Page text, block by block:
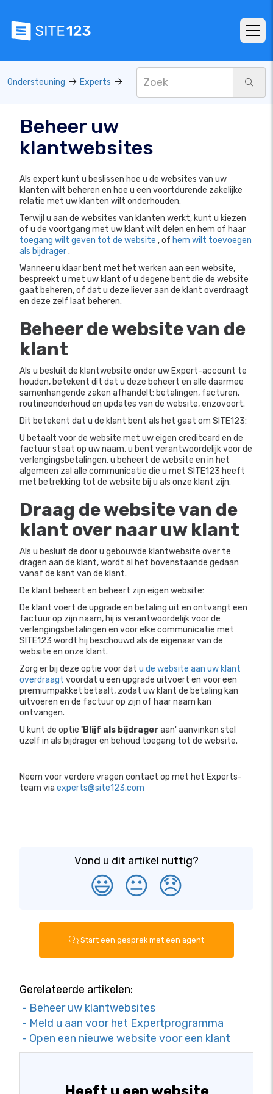
Ondersteuning Experts
Beheer uw
klantwebsites
Als expert kunt u beslissen hoe u de websites van uw
klanten wilt beheren en hoe u een voortdurende zakelijke
relatie met uw klanten wilt onderhouden.
Terwijl u aan de websites van klanten werkt, kunt u kiezen
of u de voortgang met uw klant wilt delen en hem of haar
toegang wilt geven tot de website , of hem wilt toevoegen
als bijdrager.
Wanneer u klaar bent met het werken aan een website,
bespreekt u met uw klant of u degene bent die de website
gaat beheren, of dat u deze liever aan de klant overdraagt ​​
en deze zelf laat beheren.
Beheer de website van de
klant
Als u besluit de klantwebsite onder uw Expert-account te
houden, betekent dit dat u deze beheert en alle daarmee
samenhangende zaken afhandelt: betalingen, facturen,
routineonderhoud en updates van de website, enzovoort.
Dit betekent dat u de klant bent als het gaat om SITE123:
U betaalt voor de website met uw eigen creditcard en de
factuur staat op uw naam, u bent verantwoordelijk voor de
verlengingsbetalingen, u beheert de website en in het
algemeen zal alle communicatie die u met SITE123 heeft
met betrekking tot de website bij u als onze klant zijn.
Draag de website van de
klant over naar uw klant
Als u besluit de door u gebouwde klantwebsite over te
dragen aan de klant, wordt al het bovenstaande gedaan
vanaf de kant van de klant.
De klant beheert en beheert zijn eigen website:
De klant voert de upgrade en betaling uit en ontvangt een
factuur op zijn naam, hij is verantwoordelijk voor de
verlengingsbetalingen en voor elke communicatie met
SITE123 wordt hij beschouwd als de eigenaar van de
website en onze klant.
Zorg er bij deze optie voor dat u de website aan uw klant
overdraagt ​​voordat u een upgrade uitvoert en voor een
premiumpakket betaalt, zodat uw klant de betaling kan
uitvoeren en de factuur op zijn of haar naam kan
ontvangen.
U kunt de optie 'Blijf als bijdrageraan' aanvinken stel
uzelf in als bijdrager en behoud toegang tot de website.
Neem voor verdere vragen contact op met het Experts-
team via experts@site123.com
Vond u dit artikel nuttig?
😃 😐 😞
Start een gesprek met een agent
Gerelateerde artikelen:
- Beheer uw klantwebsites
- Meld u aan voor het Expertprogramma
- Open een nieuwe website voor een klant